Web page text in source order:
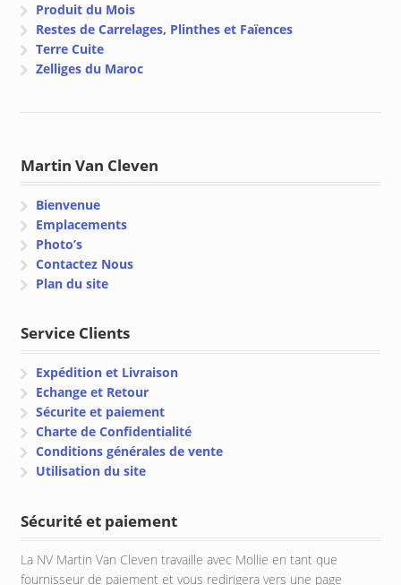
Produit du Mois
Restes de Carrelages, Plinthes et Faïences
Terre Cuite
Zelliges du Maroc
Martin Van Cleven
Bienvenue
Emplacements
Photo’s
Contactez Nous
Plan du site
Service Clients
Expédition et Livraison
Echange et Retour
Sécurite et paiement
Charte de Confidentialité
Conditions générales de vente
Utilisation du site
Sécurité et paiement
La NV Martin Van Cleven travaille avec Mollie en tant que
fournisseur de paiement et vous redirigera vers une page